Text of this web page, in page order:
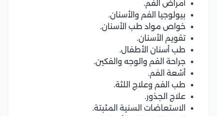
أمراض الفم.
بيولوجيا الفم والأسنان.
خواص مواد طب الأسنان.
تقويم الأسنان.
طب أسنان الأطفال.
جراحة الفم والوجه والفكين.
أشعة الفم.
طب الفم وعلاج اللثة.
علاج الجذور.
الاستعاضات السنية المثبتة.